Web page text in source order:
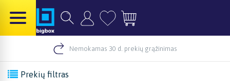
Nemokamas 30 d. prekių grąžinimas
Prekių filtras